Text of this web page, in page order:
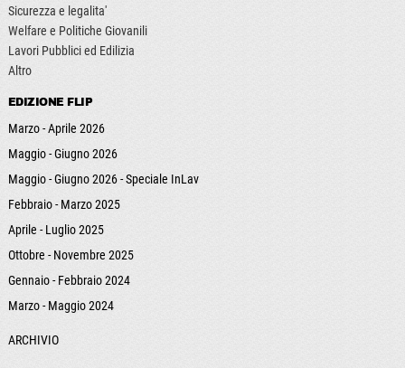
Sicurezza e legalita'
Welfare e Politiche Giovanili
Lavori Pubblici ed Edilizia
Altro
EDIZIONE FLIP
Marzo - Aprile 2026
Maggio - Giugno 2026
Maggio - Giugno 2026 - Speciale InLav
Febbraio - Marzo 2025
Aprile - Luglio 2025
Ottobre - Novembre 2025
Gennaio - Febbraio 2024
Marzo - Maggio 2024
ARCHIVIO